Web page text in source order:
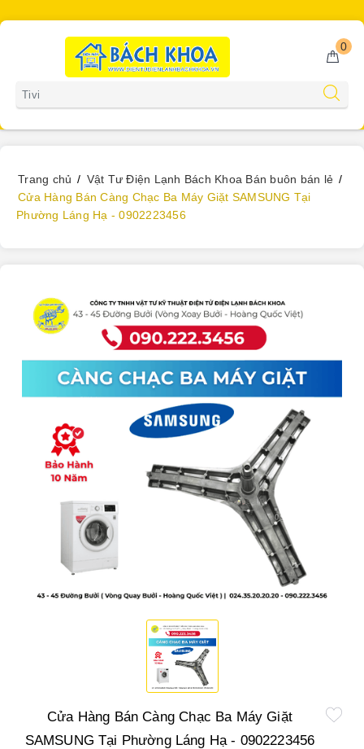
0
Trang chủ
Vật Tư Điện Lạnh Bách Khoa Bán buôn bán lẻ
Cửa Hàng Bán Càng Chạc Ba Máy Giặt SAMSUNG Tại
Phường Láng Hạ - 0902223456
Cửa Hàng Bán Càng Chạc Ba Máy Giặt
SAMSUNG Tại Phường Láng Hạ - 0902223456